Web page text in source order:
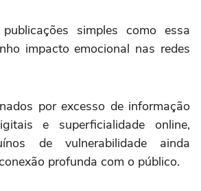
simples como essa
impacto emocional nas redes
por excesso de informação
e superficialidade online,
de vulnerabilidade ainda
profunda com o público.